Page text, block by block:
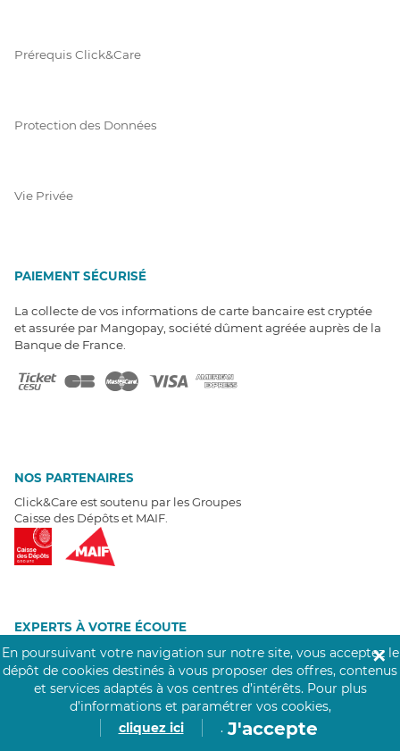
Prérequis Click&Care
Protection des Données
Vie Privée
PAIEMENT SÉCURISÉ
La collecte de vos informations de carte bancaire est cryptée
et assurée par Mangopay, société dûment agréée auprès de la
Banque de France.
NOS PARTENAIRES
Click&Care est soutenu par les Groupes
Caisse des Dépôts et MAIF.
EXPERTS À VOTRE ÉCOUTE
Un besoin de recrutement ? Click&Care vous accompagne par
téléphone 7/7.
Être rappelé aujourd'hui
MOIGNAGES CLIENTS
En poursuivant votre navigation sur notre site, vous acceptez le
dépôt de cookies destinés à vous proposer des offres, contenus
et services adaptés à vos centres d’intérêts. Pour plus
d’informations et paramétrer vos cookies,
cliquez ici
. J'accepte
✕